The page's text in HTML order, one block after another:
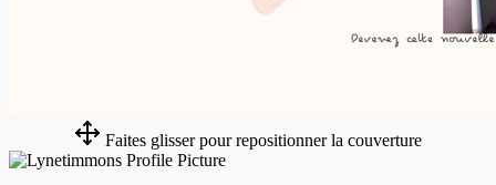
Faites glisser pour repositionner la couverture